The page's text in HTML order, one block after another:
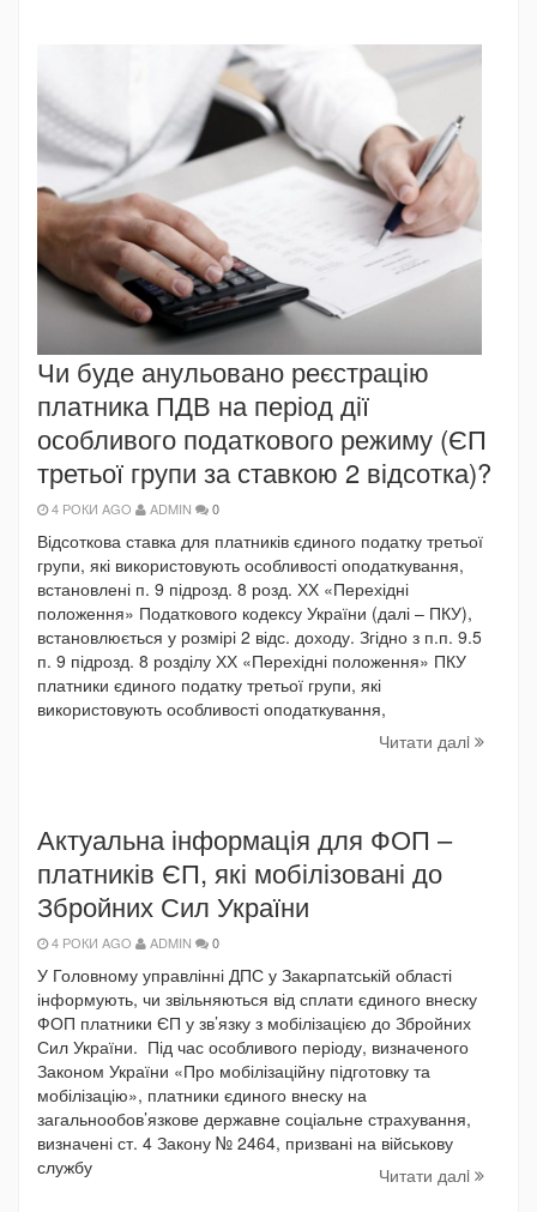
Чи буде анульовано реєстрацію
платника ПДВ на період дії
особливого податкового режиму (ЄП
третьої групи за ставкою 2 відсотка)?
4 РОКИ AGO ADMIN 0
Відсоткова ставка для платників єдиного податку третьої
групи, які використовують особливості оподаткування,
встановлені п. 9 підрозд. 8 розд. ХХ «Перехідні
положення» Податкового кодексу України (далі – ПКУ),
встановлюється у розмірі 2 відс. доходу. Згідно з п.п. 9.5
п. 9 підрозд. 8 розділу ХХ «Перехідні положення» ПКУ
платники єдиного податку третьої групи, які
використовують особливості оподаткування,
Читати далi
Актуальна інформація для ФОП –
платників ЄП, які мобілізовані до
Збройних Сил України
4 РОКИ AGO ADMIN 0
У Головному управлінні ДПС у Закарпатській області
інформують, чи звільняються від сплати єдиного внеску
ФОП платники ЄП у зв’язку з мобілізацією до Збройних
Сил України. Під час особливого періоду, визначеного
Законом України «Про мобілізаційну підготовку та
мобілізацію», платники єдиного внеску на
загальнообов’язкове державне соціальне страхування,
визначені ст. 4 Закону № 2464, призвані на військову
службу
Читати далi